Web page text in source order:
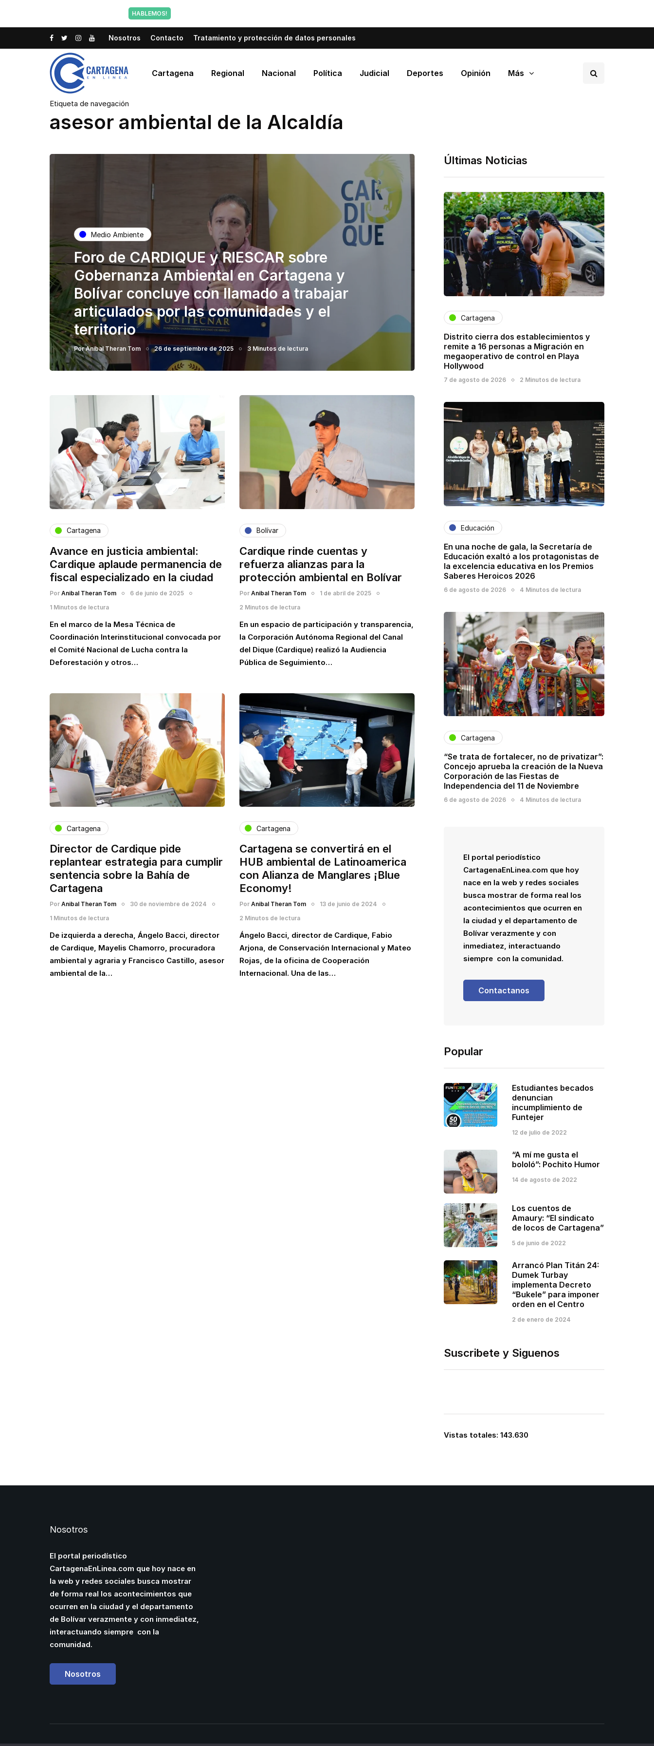
HABLEMOS!
Nosotros Contacto Tratamiento y protección de datos personales
Cartagena Regional Nacional Política Judicial Deportes Opinión Más
Etiqueta de navegación
asesor ambiental de la Alcaldía
Medio Ambiente
Foro de CARDIQUE y RIESCAR sobre
Gobernanza Ambiental en Cartagena y
Bolívar concluye con llamado a trabajar
articulados por las comunidades y el
territorio
PorAnibal Theran Tom 26 de septiembre de 2025 3 Minutos de lectura
Cartagena
Avance en justicia ambiental:
Cardique aplaude permanencia de
fiscal especializado en la ciudad
Por Anibal Theran Tom
6 de junio de 2025
1 Minutos de lectura
En el marco de la Mesa Técnica de
Coordinación Interinstitucional convocada por
el Comité Nacional de Lucha contra la
Deforestación y otros…
Bolívar
Cardique rinde cuentas y
refuerza alianzas para la
protección ambiental en Bolívar
Por Anibal Theran Tom
1 de abril de 2025
2 Minutos de lectura
En un espacio de participación y transparencia,
la Corporación Autónoma Regional del Canal
del Dique (Cardique) realizó la Audiencia
Pública de Seguimiento…
Cartagena
Director de Cardique pide
replantear estrategia para cumplir
sentencia sobre la Bahía de
Cartagena
Por Anibal Theran Tom
30 de noviembre de 2024
1 Minutos de lectura
De izquierda a derecha, Ángelo Bacci, director
de Cardique, Mayelis Chamorro, procuradora
ambiental y agraria y Francisco Castillo, asesor
ambiental de la…
Cartagena
Cartagena se convertirá en el
HUB ambiental de Latinoamerica
con Alianza de Manglares ¡Blue
Economy!
Por Anibal Theran Tom
13 de junio de 2024
2 Minutos de lectura
Ángelo Bacci, director de Cardique, Fabio
Arjona, de Conservación Internacional y Mateo
Rojas, de la oficina de Cooperación
Internacional. Una de las…
Últimas Noticias
Cartagena
Distrito cierra dos establecimientos y
remite a 16 personas a Migración en
megaoperativo de control en Playa
Hollywood
7 de agosto de 2026 2 Minutos de lectura
Educación
En una noche de gala, la Secretaría de
Educación exaltó a los protagonistas de
la excelencia educativa en los Premios
Saberes Heroicos 2026
6 de agosto de 2026 4 Minutos de lectura
Cartagena
“Se trata de fortalecer, no de privatizar”:
Concejo aprueba la creación de la Nueva
Corporación de las Fiestas de
Independencia del 11 de Noviembre
6 de agosto de 2026 4 Minutos de lectura
El portal periodístico
CartagenaEnLinea.com que hoy
nace en la web y redes sociales
busca mostrar de forma real los
acontecimientos que ocurren en
la ciudad y el departamento de
Bolívar verazmente y con
inmediatez, interactuando
siempre con la comunidad.
Contactanos
Popular
Estudiantes becados
denuncian
incumplimiento de
Funtejer
12 de julio de 2022
“A mí me gusta el
bololó”: Pochito Humor
14 de agosto de 2022
Los cuentos de
Amaury: “El sindicato
de locos de Cartagena”
5 de junio de 2022
Arrancó Plan Titán 24:
Dumek Turbay
implementa Decreto
“Bukele” para imponer
orden en el Centro
2 de enero de 2024
Suscribete y Siguenos
Vistas totales: 143.630
Nosotros
El portal periodístico
CartagenaEnLinea.com que hoy nace en
la web y redes sociales busca mostrar
de forma real los acontecimientos que
ocurren en la ciudad y el departamento
de Bolívar verazmente y con inmediatez,
interactuando siempre con la
comunidad.
Nosotros